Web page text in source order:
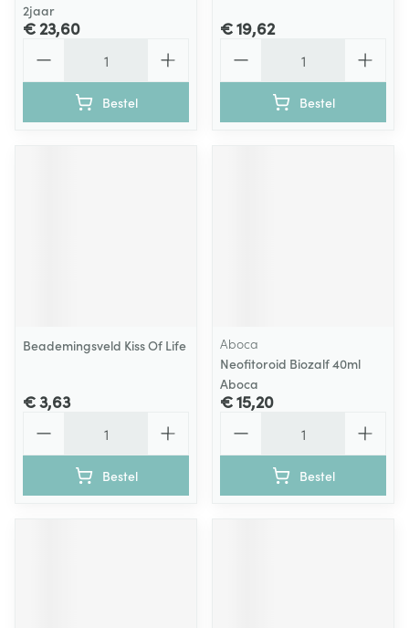
2jaar
€ 23,60
Bestel
€ 19,62
Bestel
Beademingsveld Kiss Of Life
€ 3,63
Bestel
Aboca
Neofitoroid Biozalf 40ml
Aboca
€ 15,20
Bestel